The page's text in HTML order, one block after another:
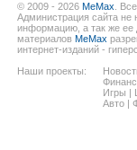
© 2009 - 2026 MeMax .
Администрация сайта не
информацию, а так же ее
материалов MeMax
интернет-изданий -
Наши проекты:
Игры
Авто